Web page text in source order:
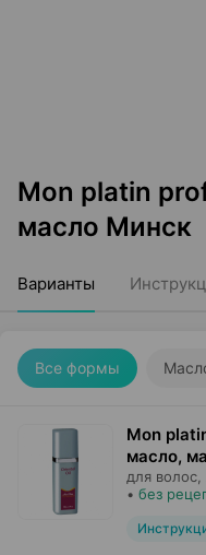
Mon platin
масло Минск
Варианты
Все формы
Mon
масло,
для волос,
• без